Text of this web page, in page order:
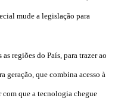
mude a legislação para
regiões do País, para trazer ao
geração, que combina acesso à
com que a tecnologia chegue